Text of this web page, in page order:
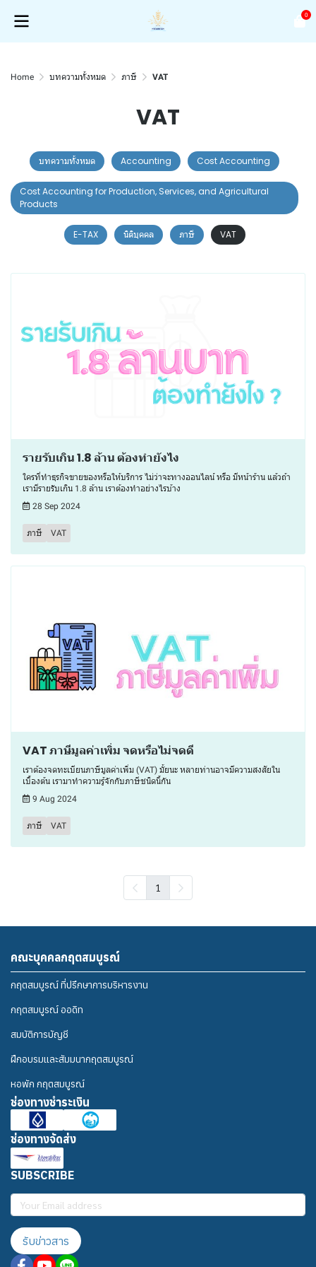
0
Home บทความทั้งหมด ภาษี VAT
VAT
บทความทั้งหมด Accounting Cost Accounting
Cost Accounting for Production, Services, and Agricultural
Products
E-TAX นิติบุคคล ภาษี VAT
รายรับเกิน 1.8 ล้าน ต้องทำยังไง
ใครที่ทำธุรกิจขายของหรือให้บริการ ไม่ว่าจะทางออนไลน์ หรือ มีหน้าร้าน แล้วถ้า
เรามีรายรับเกิน 1.8 ล้าน เราต้องทำอย่างไรบ้าง
28 Sep 2024
ภาษี VAT
VAT ภาษีมูลค่าเพิ่ม จดหรือไม่จดดี
เราต้องจดทะเบียนภาษีมูลค่าเพิ่ม (VAT) มั้ยนะ หลายท่านอาจมีความสงสัยใน
เบื้องต้น เรามาทำความรู้จักกับภาษีชนิดนี้กัน
9 Aug 2024
ภาษี VAT
1
คณะบุคคลกฤตสมบูรณ์
กฤตสมบูรณ์ ที่ปรึกษาการบริหารงาน
กฤตสมบูรณ์ ออดิท
สมบัติการบัญชี
ฝึกอบรมและสัมมนากฤตสมบูรณ์
หอพัก กฤตสมบูรณ์
ช่องทางชำระเงิน
ช่องทางจัดส่ง
SUBSCRIBE
รับข่าวสาร